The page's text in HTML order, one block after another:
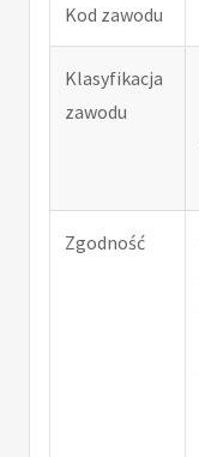
Kod zawodu
Klasyfikacja
zawodu
Zgodność